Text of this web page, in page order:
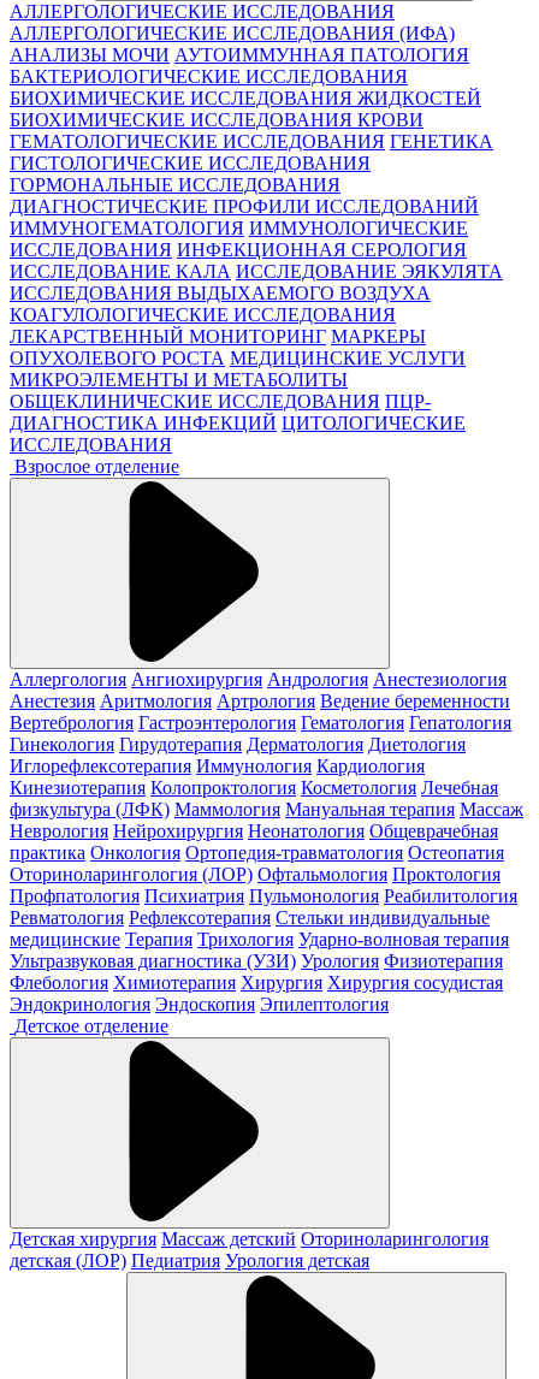
АЛЛЕРГОЛОГИЧЕСКИЕ ИССЛЕДОВАНИЯ
АЛЛЕРГОЛОГИЧЕСКИЕ ИССЛЕДОВАНИЯ (ИФА)
АНАЛИЗЫ МОЧИ АУТОИММУННАЯ ПАТОЛОГИЯ
БАКТЕРИОЛОГИЧЕСКИЕ ИССЛЕДОВАНИЯ
БИОХИМИЧЕСКИЕ ИССЛЕДОВАНИЯ ЖИДКОСТЕЙ
БИОХИМИЧЕСКИЕ ИССЛЕДОВАНИЯ КРОВИ
ГЕМАТОЛОГИЧЕСКИЕ ИССЛЕДОВАНИЯ ГЕНЕТИКА
ГИСТОЛОГИЧЕСКИЕ ИССЛЕДОВАНИЯ
ГОРМОНАЛЬНЫЕ ИССЛЕДОВАНИЯ
ДИАГНОСТИЧЕСКИЕ ПРОФИЛИ ИССЛЕДОВАНИЙ
ИММУНОГЕМАТОЛОГИЯ ИММУНОЛОГИЧЕСКИЕ
ИССЛЕДОВАНИЯ ИНФЕКЦИОННАЯ СЕРОЛОГИЯ
ИССЛЕДОВАНИЕ КАЛА ИССЛЕДОВАНИЕ ЭЯКУЛЯТА
ИССЛЕДОВАНИЯ ВЫДЫХАЕМОГО ВОЗДУХА
КОАГУЛОЛОГИЧЕСКИЕ ИССЛЕДОВАНИЯ
ЛЕКАРСТВЕННЫЙ МОНИТОРИНГ МАРКЕРЫ
ОПУХОЛЕВОГО РОСТА МЕДИЦИНСКИЕ УСЛУГИ
МИКРОЭЛЕМЕНТЫ И МЕТАБОЛИТЫ
ОБЩЕКЛИНИЧЕСКИЕ ИССЛЕДОВАНИЯ ПЦР-
ДИАГНОСТИКА ИНФЕКЦИЙ ЦИТОЛОГИЧЕСКИЕ
ИССЛЕДОВАНИЯ
Взрослое отделение
Аллергология Ангиохирургия Андрология Анестезиология
Анестезия Аритмология Артрология Ведение беременности
Вертебрология Гастроэнтерология Гематология Гепатология
Гинекология Гирудотерапия Дерматология Диетология
Иглорефлексотерапия Иммунология Кардиология
Кинезиотерапия Колопроктология Косметология Лечебная
физкультура (ЛФК) Маммология Мануальная терапия Массаж
Неврология Нейрохирургия Неонатология Общеврачебная
практика Онкология Ортопедия-травматология Остеопатия
Оториноларингология (ЛОР) Офтальмология Проктология
Профпатология Психиатрия Пульмонология Реабилитология
Ревматология Рефлексотерапия Стельки индивидуальные
медицинские Терапия Трихология Ударно-волновая терапия
Ультразвуковая диагностика (УЗИ) Урология Физиотерапия
Флебология Химиотерапия Хирургия Хирургия сосудистая
Эндокринология Эндоскопия Эпилептология
Детское отделение
Детская хирургия Массаж детский Оториноларингология
детская (ЛОР) Педиатрия Урология детская